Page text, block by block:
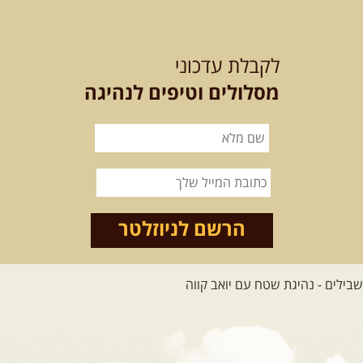
למגוון רכבי שטח
בחרנו לילה מיוחד לטיול מיוחד!
השמיים יהיו נקיים, הכוכבים ...
שישי- מעיינות
ואתגרים בצפון הרמה
מסלול חדש בצפון רמת הגולן בהובלת
מדריך תושב האזור. המסלול ...
לקבלת עדכוני
מסלולים וטיפים לנהיגה
הרשם לניוזלטר